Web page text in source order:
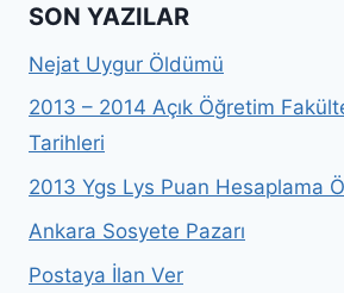
SON YAZILAR
Nejat Uygur Öldümü
2013 – 2014 Açık Öğretim
Tarihleri
2013 Ygs Lys Puan Hesaplama
Ankara Sosyete Pazarı
Postaya İlan Ver